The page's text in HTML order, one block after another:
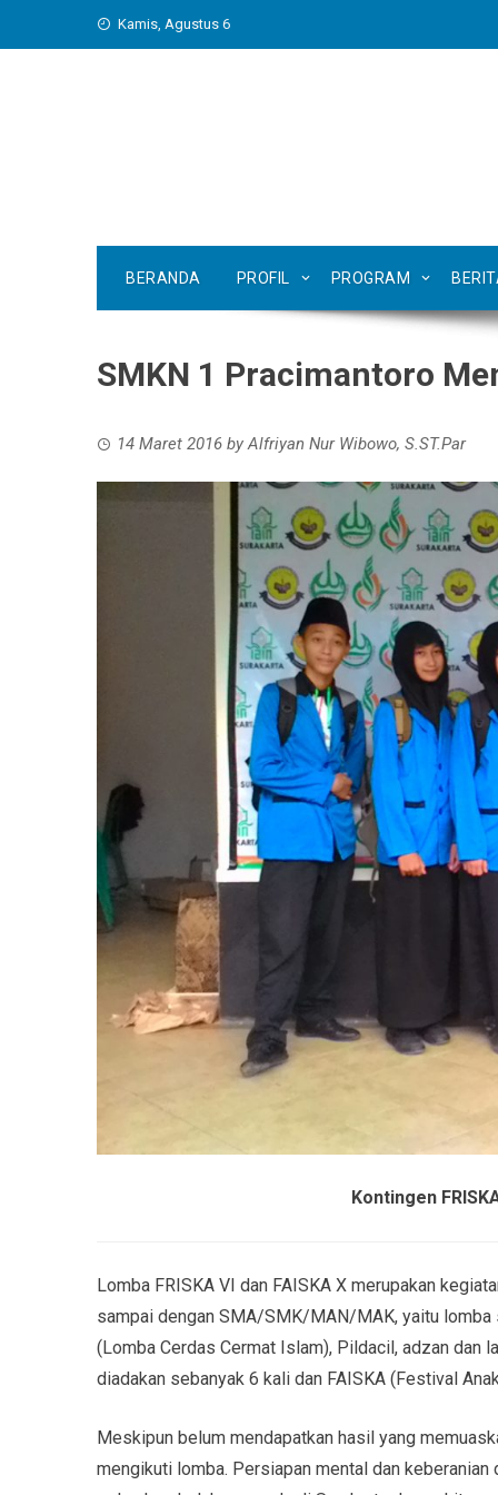
Kamis, Agustus 6
BERANDA PROFIL PROGRAM
SMKN 1 Pracimantoro
14 Maret 2016 byAlfriyan Nur Wibowo, S.ST.Par
Kontingen
Lomba FRISKA VI dan FAISKA X merupakan
sampai dengan SMA/SMK/MAN/MAK, yaitu lomba
(Lomba Cerdas Cermat Islam), Pildacil, adzan dan
diadakan sebanyak 6 kali dan FAISKA (Festival
Meskipun belum mendapatkan hasil yang
mengikuti lomba. Persiapan mental dan